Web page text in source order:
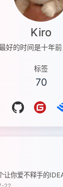
Kiro
好的时间是十年
标签
70
让你爱不释手的